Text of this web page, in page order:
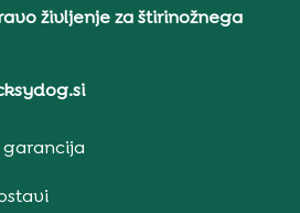
življenje za štirinožnega
garancija